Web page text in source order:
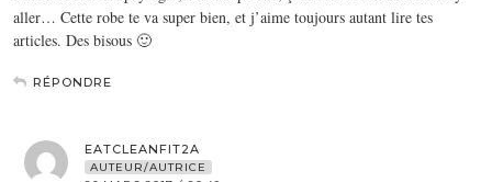
aller… Cette robe te va super bien, et j’aime toujours autant lire tes
articles. Des bisous 🙂
RÉPONDRE
EATCLEANFIT2A
AUTEUR/AUTRICE